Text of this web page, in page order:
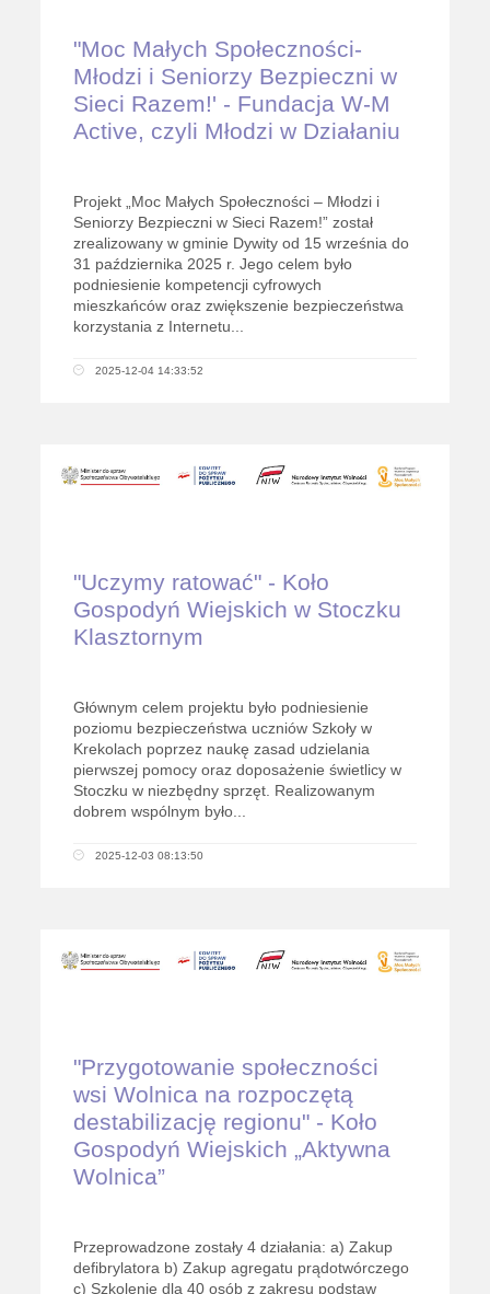
"Moc Małych Społeczności-
Młodzi i Seniorzy Bezpieczni w
Sieci Razem!' - Fundacja W-M
Active, czyli Młodzi w Działaniu
Projekt „Moc Małych Społeczności – Młodzi i
Seniorzy Bezpieczni w Sieci Razem!” został
zrealizowany w gminie Dywity od 15 września do
31 października 2025 r. Jego celem było
podniesienie kompetencji cyfrowych
mieszkańców oraz zwiększenie bezpieczeństwa
korzystania z Internetu...
2025-12-04 14:33:52
"Uczymy ratować" - Koło
Gospodyń Wiejskich w Stoczku
Klasztornym
Głównym celem projektu było podniesienie
poziomu bezpieczeństwa uczniów Szkoły w
Krekolach poprzez naukę zasad udzielania
pierwszej pomocy oraz doposażenie świetlicy w
Stoczku w niezbędny sprzęt. Realizowanym
dobrem wspólnym było...
2025-12-03 08:13:50
"Przygotowanie społeczności
wsi Wolnica na rozpoczętą
destabilizację regionu" - Koło
Gospodyń Wiejskich „Aktywna
Wolnica”
Przeprowadzone zostały 4 działania: a) Zakup
defibrylatora b) Zakup agregatu prądotwórczego
c) Szkolenie dla 40 osób z zakresu podstaw